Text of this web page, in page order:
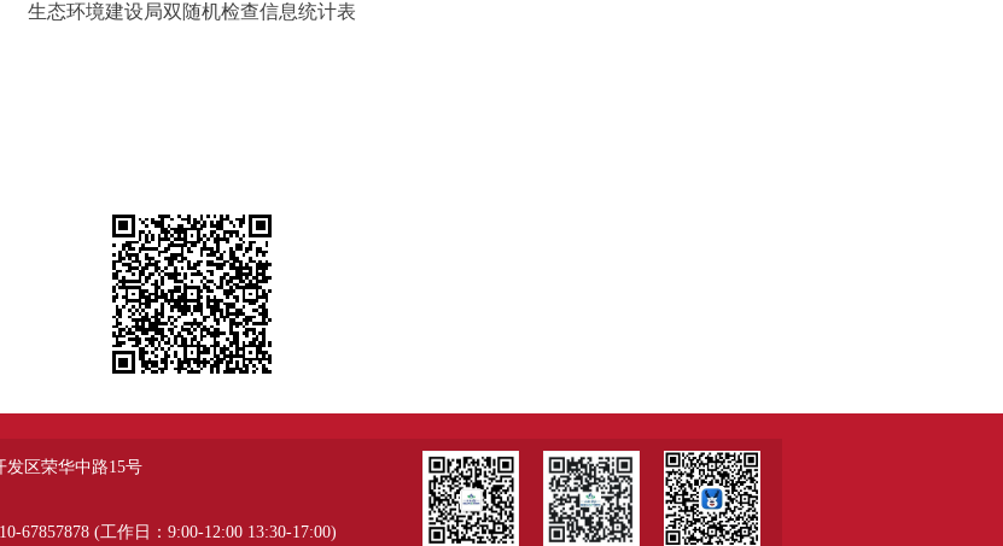
生态环境建设局双随机检查信息统计表
发区荣华中路15号
67857878 (工作日：9:00-12:00 13:30-17:00)